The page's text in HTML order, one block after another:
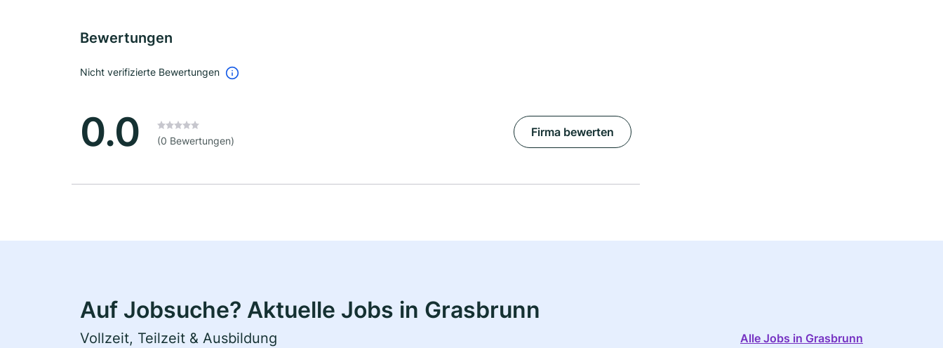
Bewertungen
Nicht verifizierte Bewertungen
0.0 (0 Bewertungen)
Firma bewerten
Auf Jobsuche? Aktuelle Jobs in Grasbrunn
Vollzeit, Teilzeit & Ausbildung Alle Jobs in Grasbrunn